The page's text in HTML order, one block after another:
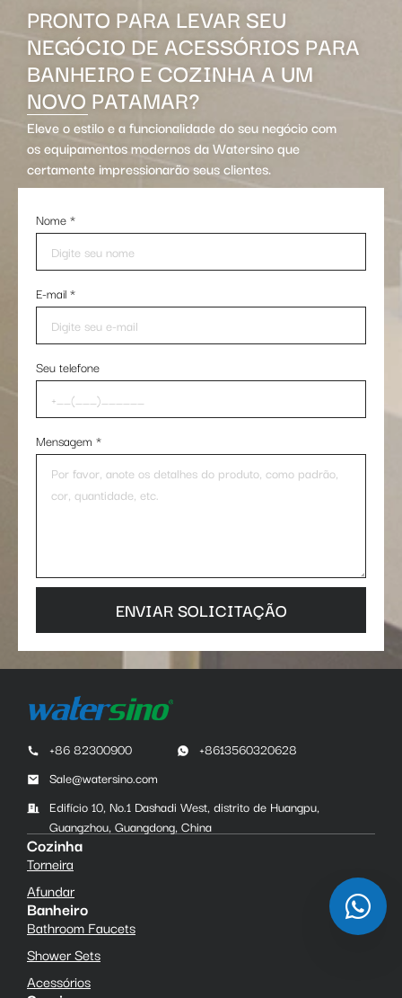
PRONTO PARA LEVAR SEU
NEGÓCIO DE ACESSÓRIOS PARA
BANHEIRO E COZINHA A UM
NOVO PATAMAR?
Eleve o estilo e a funcionalidade do seu negócio com
os equipamentos modernos da Watersino que
certamente impressionarão seus clientes.
Nome*
E-mail*
Seu telefone
Mensagem *
ENVIAR SOLICITAÇÃO
+86 82300900
+8613560320628
Sale@watersino.com
Edifício 10, No.1 Dashadi West, distrito de Huangpu,
Guangzhou, Guangdong, China
Cozinha
Torneira
Afundar
Banheiro
Bathroom Faucets
Shower Sets
Acessórios